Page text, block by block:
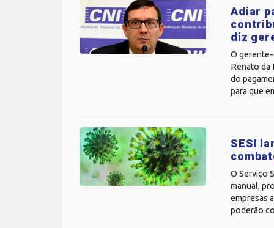
Adiar
diz
O gerente-
Renato da
do
para que
SESI
O Serviço
manual,
empresas
poderão